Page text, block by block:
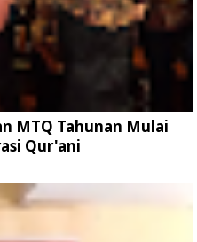
MTQ Tahunan Mulai
Qur'ani